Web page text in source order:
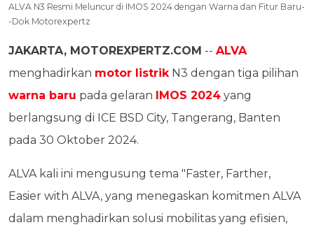
ALVA N3 Resmi Meluncur di IMOS 2024 dengan Warna dan Fitur Baru-
-Dok Motorexpertz
JAKARTA, MOTOREXPERTZ.COM -- ALVA
menghadirkan motor listrik N3 dengan tiga pilihan
warna baru pada gelaran IMOS 2024 yang
berlangsung di ICE BSD City, Tangerang, Banten
pada 30 Oktober 2024.
ALVA kali ini mengusung tema "Faster, Farther,
Easier with ALVA, yang menegaskan komitmen ALVA
dalam menghadirkan solusi mobilitas yang efisien,